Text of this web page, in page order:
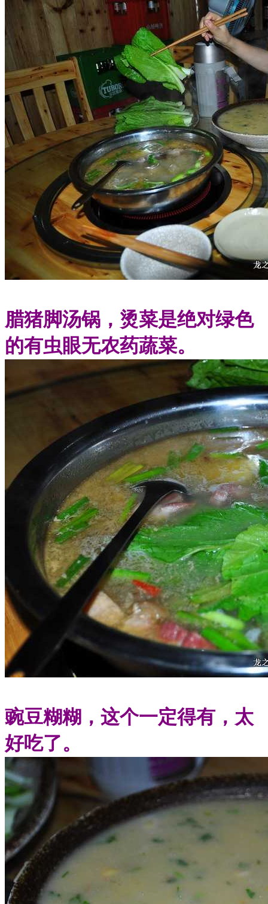
腊猪脚汤锅，烫菜是绝对绿色
的有虫眼无农药蔬菜。
豌豆糊糊，这个一定得有，太
好吃了。